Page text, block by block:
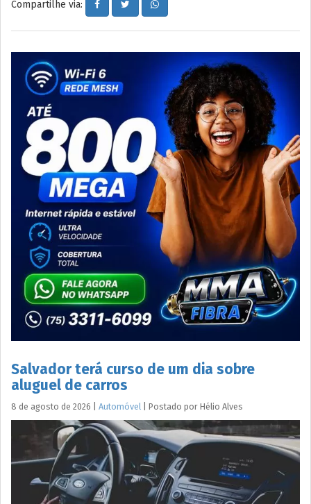
Compartilhe via:
Salvador terá curso de um dia sobre
aluguel de carros
8 de agosto de 2026 Automóvel Postado por Hélio Alves